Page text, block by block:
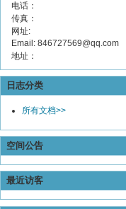
电话：
传真：
网址:
Email: 846727569@qq.com
地址：
日志分类
所有文档>>
空间公告
最近访客